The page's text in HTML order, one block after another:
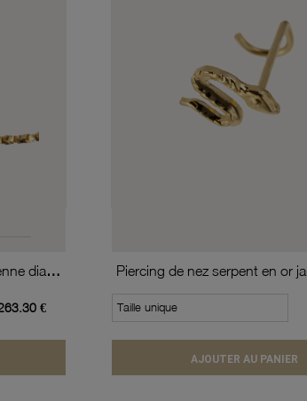
Chaîne en or jaune, maille vénitienne diamantée et torsadée
€
Piercing de nez serpent en or
Taille unique
AJOUTER AU PANIER